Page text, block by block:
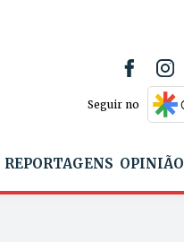
Seguir no
REPORTAGENS OPINIÃO